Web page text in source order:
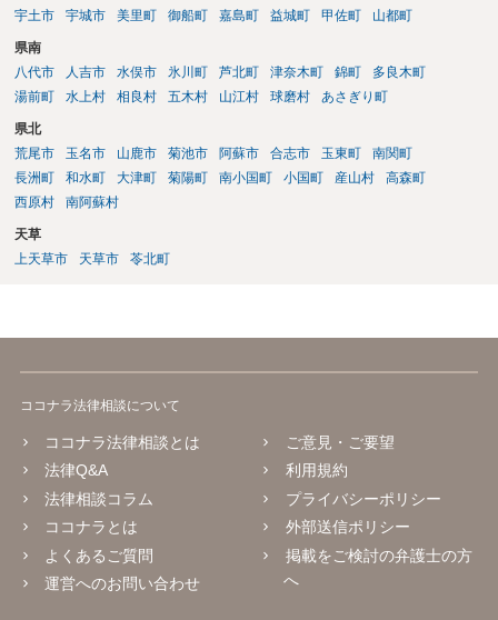
宇土市
宇城市 美里町 御船町 嘉島町 益城町 甲佐町 山都町
県南
八代市
人吉市 水俣市 氷川町 芦北町 津奈木町 錦町
多良木町
湯前町
水上村 相良村 五木村 山江村 球磨村 あさぎり町
県北
荒尾市
玉名市 山鹿市 菊池市 阿蘇市 合志市 玉東町
南関町
長洲町
和水町 大津町 菊陽町 南小国町 小国町 産山村
高森町
西原村
南阿蘇村
天草
上天草市
天草市 苓北町
ココナラ法律相談について
ココナラ法律相談とは
法律Q&A
法律相談コラム
ココナラとは
よくあるご質問
運営へのお問い合わせ
ご意見・ご要望
利用規約
プライバシーポリシー
外部送信ポリシー
掲載をご検討の弁護士の方
へ